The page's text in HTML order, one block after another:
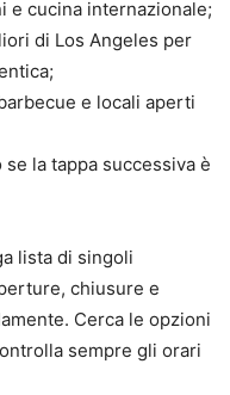
e cucina internazionale;
di Los Angeles per
e locali aperti
se la tappa successiva è
lista di singoli
chiusure e
Cerca le opzioni
sempre gli orari